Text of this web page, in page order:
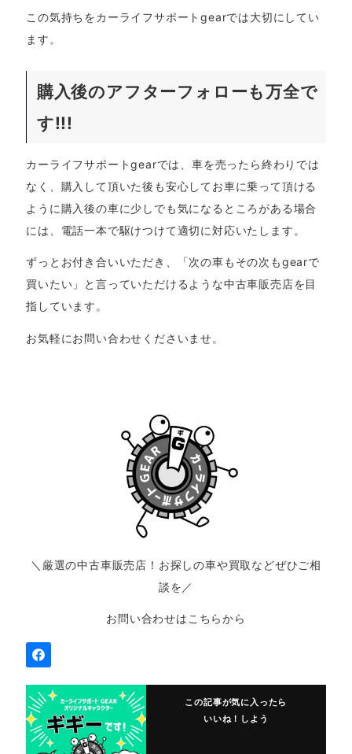
この気持ちをカーライフサポートgearでは大切にしてい
ます。
購入後のアフターフォローも万全で
す!!!
カーライフサポートgearでは、車を売ったら終わりでは
なく、購入して頂いた後も安心してお車に乗って頂ける
ように購入後の車に少しでも気になるところがある場合
には、電話一本で駆けつけて適切に対応いたします。
ずっとお付き合いいただき、「次の車もその次もgearで
買いたい」と言っていただけるような中古車販売店を目
指しています。
お気軽にお問い合わせくださいませ。
＼厳選の中古車販売店！お探しの車や買取などぜひご相
談を／
お問い合わせはこちらから
この記事が気に入ったら
いいね！しよう